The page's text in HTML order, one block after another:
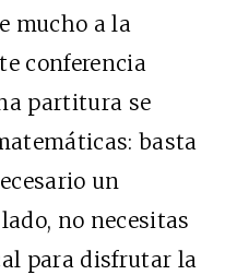
mucho a la
conferencia
partitura se
basta
un
no necesitas
para disfrutar la